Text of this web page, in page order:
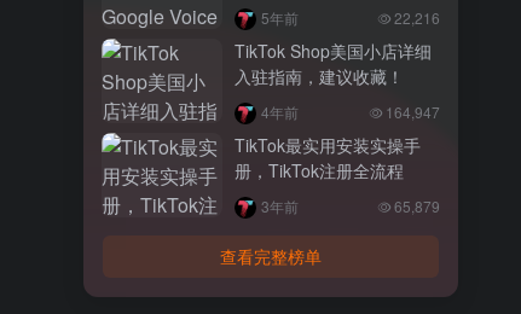
5年前 22,216
TikTok Shop美国小店详细
入驻指南，建议收藏！
4年前 164,947
TikTok最实用安装实操手
册，TikTok注册全流程
3年前 65,879
查看完整榜单